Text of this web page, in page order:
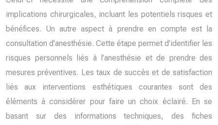
implications chirurgicales, incluant les potentiels risques et
bénéfices. Un autre aspect à prendre en compte est la
consultation d’anesthésie. Cette étape permet d’identifier les
risques personnels liés à l’anesthésie et de prendre des
mesures préventives. Les taux de succès et de satisfaction
liés aux interventions esthétiques courantes sont des
éléments à considérer pour faire un choix éclairé. En se
basant sur des informations techniques, des fiches